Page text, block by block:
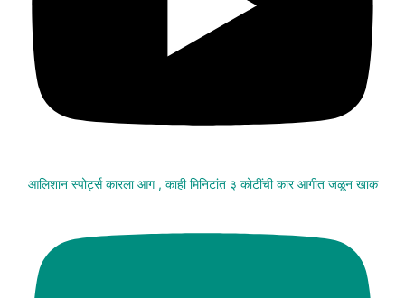
आलिशान स्पोर्ट्स कारला आग , काही मिनिटांत ३ कोटींची कार आगीत जळून खाक